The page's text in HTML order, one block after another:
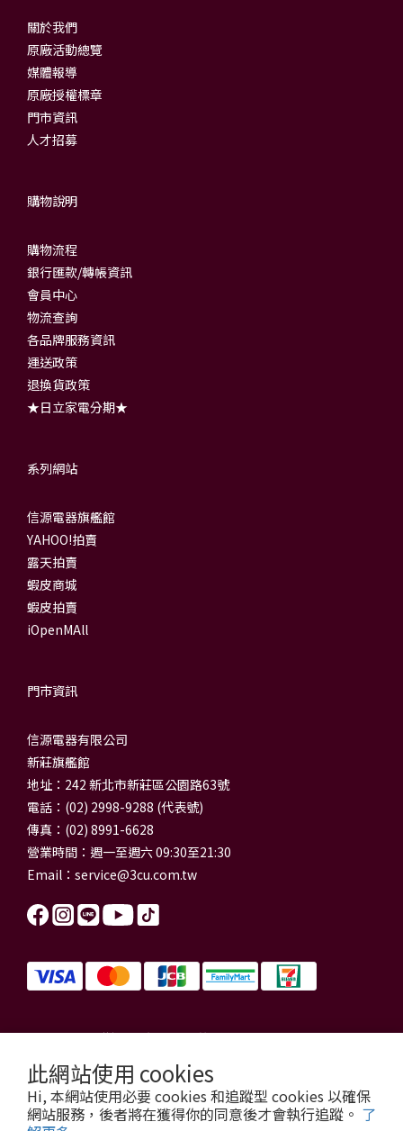
此網站使用 cookies
Hi, 本網站使用必要 cookies 和追蹤型 cookies 以確保
網站服務，後者將在獲得你的同意後才會執行追蹤。 了
關於我們
原廠活動總覽
媒體報導
原廠授權標章
門市資訊
人才招募
購物說明
購物流程
銀行匯款/轉帳資訊
會員中心
物流查詢
各品牌服務資訊
運送政策
退換貨政策
★日立家電分期★
系列網站
信源電器旗艦館
YAHOO!拍賣
露天拍賣
蝦皮商城
蝦皮拍賣
iOpenMAll
門市資訊
信源電器有限公司
新莊旗艦館
地址：242 新北市新莊區公園路63號
電話：(02) 2998-9288 (代表號)
傳真：(02) 8991-6628
營業時間：週一至週六 09:30至21:30
Email： service@3cu.com.tw
信源電器有限公司 統一編號：84179325
信源電器 版權所有
copyright © 2026 3cu.com.tw All Rights Reserved.